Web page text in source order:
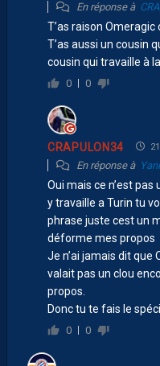
En réponse à
T’as raison Omeragic
T’as aussi un cousin
cousin qui travaille à
0 0
CRAPULON34
En réponse à
Oui mais ce n’est pas
y travaille a Turin tu
phrase juste cest un
déforme mes propos
Je n’ai jamais dit que
valait pas un clou
propos.
Donc tu te fais le
0 0